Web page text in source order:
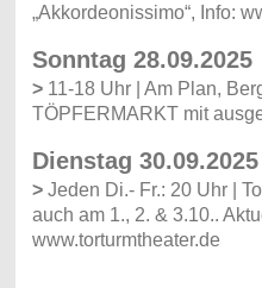
„Akkordeonissimo“, Info:
Sonntag 28.09.2025
> 11-18 Uhr | Am Plan,
TÖPFERMARKT mit
Dienstag 30.09.2025
> Jeden Di.- Fr.: 20 Uhr |
auch am 1., 2. & 3.10..
www.torturmtheater.de